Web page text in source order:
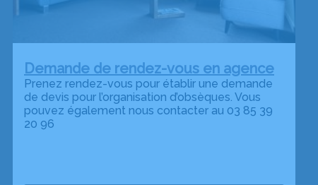
Demande de rendez-vous en agence
Prenez rendez-vous pour établir une demande
de devis pour l’organisation d’obsèques. Vous
pouvez également nous contacter au 03 85 39
20 96